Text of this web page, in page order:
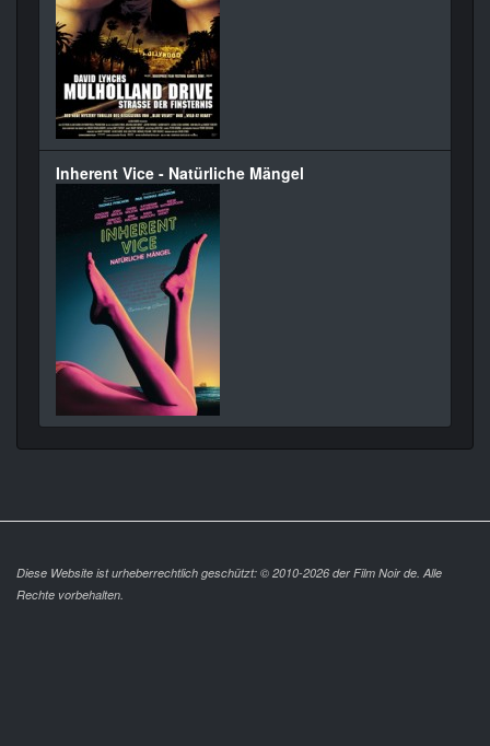
Inherent Vice - Natürliche Mängel
Diese Website ist urheberrechtlich geschützt: © 2010-2026 der Film Noir de. Alle
Rechte vorbehalten.